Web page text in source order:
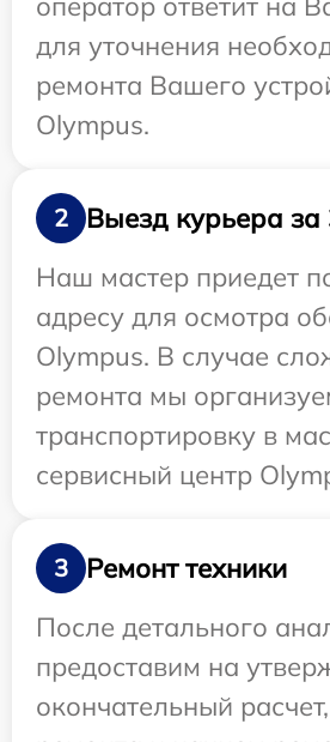
для уточнения
ремонта Вашего
Olympus.
2
Выезд курьера за
Наш мастер приедет
адресу для осмотра
Olympus. В случае
ремонта мы
транспортировку в
сервисный центр
3
Ремонт техники
После детального
предоставим на
окончательный